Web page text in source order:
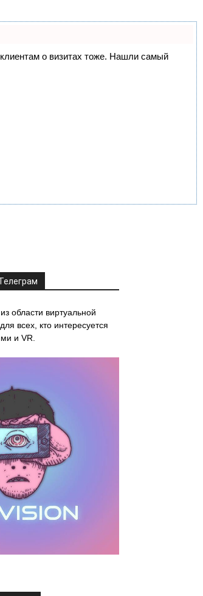
клиентам о визитах тоже. Нашли самый
области виртуальной
всех, кто интересуется
и VR.